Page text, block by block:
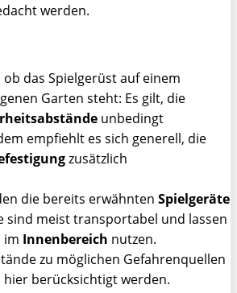
werden.
das Spielgerüst auf einem
Garten steht: Es gilt, die
unbedingt
empfiehlt es sich generell, die
zusätzlich
die bereits erwähnten Spielgeräte
sind meist transportabel und lassen
im Innenbereich nutzen.
zu möglichen Gefahrenquellen
berücksichtigt werden.